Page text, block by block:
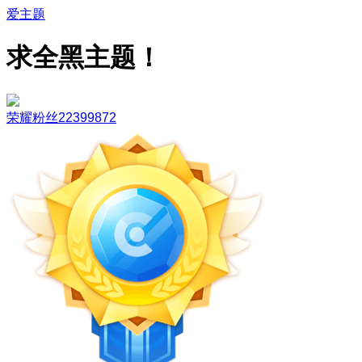
爱主题
求全黑主题！
荣耀粉丝22399872